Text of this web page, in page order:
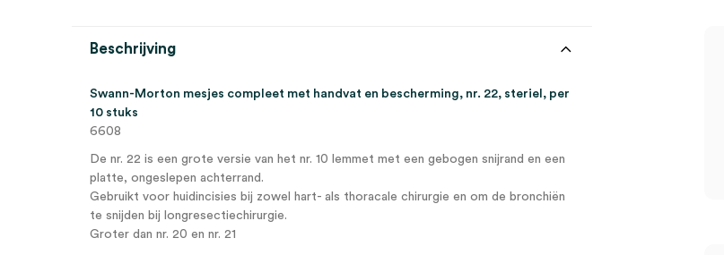
Beschrijving
Swann-Morton mesjes compleet met handvat en bescherming, nr. 22, steriel, per
10 stuks
6608
De nr. 22 is een grote versie van het nr. 10 lemmet met een gebogen snijrand en een
platte, ongeslepen achterrand.
Gebruikt voor huidincisies bij zowel hart- als thoracale chirurgie en om de bronchiën
te snijden bij longresectiechirurgie.
Groter dan nr. 20 en nr. 21